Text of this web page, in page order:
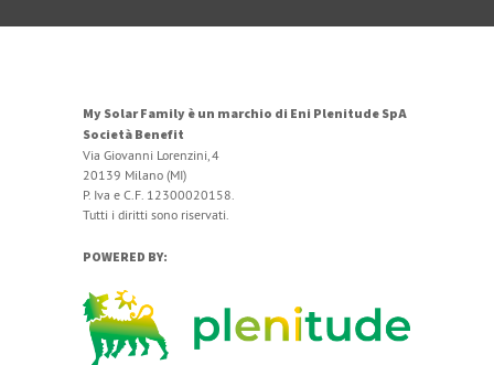
My Solar Family è un marchio di Eni Plenitude SpA
Società Benefit
Via Giovanni Lorenzini, 4
20139 Milano (MI)
P. Iva e C.F. 12300020158.
Tutti i diritti sono riservati.
POWERED BY: